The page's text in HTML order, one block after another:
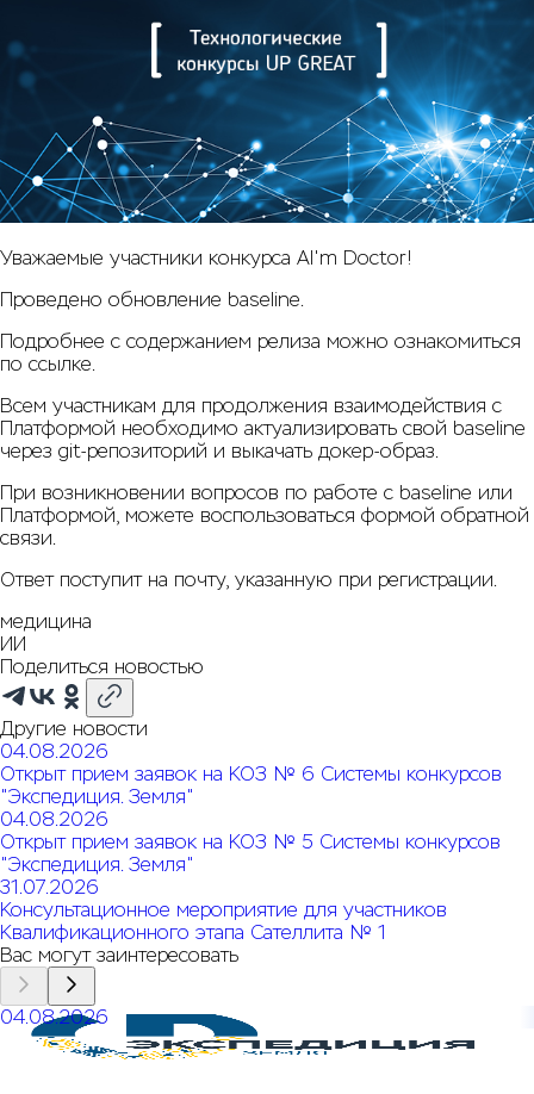
Уважаемые участники конкурса AI'm Doctor!
Проведено обновление baseline.
Подробнее с содержанием релиза можно ознакомиться
по ссылке
Всем участникам для продолжения взаимодействия с
Платформой необходимо актуализировать свой baseline
через git-репозиторий и выкачать докер-образ.
При возникновении вопросов по работе с baseline или
Платформой, можете воспользоваться формой обратной
связи
Ответ поступит на почту, указанную при регистрации.
медицина
ИИ
Поделиться новостью
Другие новости
04.08.2026
Открыт прием заявок на КОЗ № 6 Системы конкурсов
"Экспедиция. Земля"
04.08.2026
Открыт прием заявок на КОЗ № 5 Системы конкурсов
"Экспедиция. Земля"
31.07.2026
Консультационное мероприятие для участников
Квалификационного этапа Сателлита № 1
Вас могут заинтересовать
04.08.2026
Открыт прием заявок на КОЗ № 6 Системы конкурсов
"Экспедиция. Земля"